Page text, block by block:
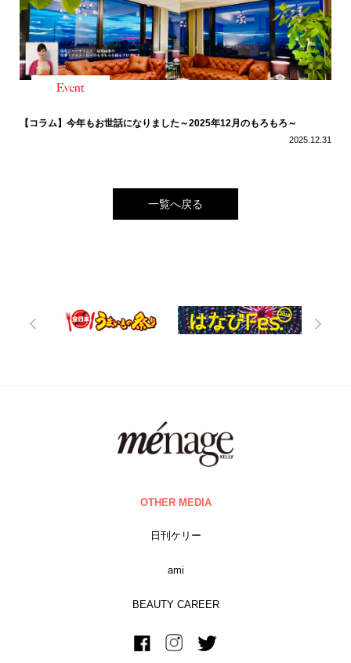
【コラム】今年もお世話になりました～2025年12月のもろもろ～
2025.12.31
一覧へ戻る
OTHER MEDIA
日刊ケリー
ami
BEAUTY CAREER